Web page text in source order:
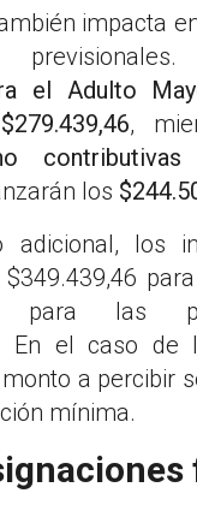
impacta
previsionales.
el Adulto
,
contributivas
los
adicional, los
para las
En el caso de
a percibir
mínima.